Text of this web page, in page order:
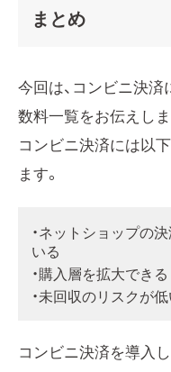
まとめ
今回は、コンビニ決
数料一覧をお伝えしま
コンビニ決済には以
ます。
・ネットショップの
いる
・購入層を拡大できる
・未回収のリスクが低
コンビニ決済を導入